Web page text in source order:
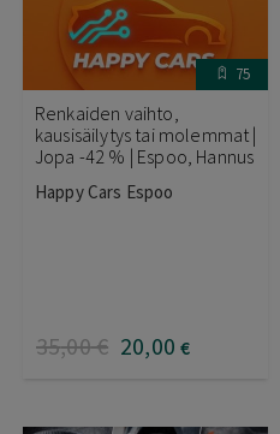
75
Renkaiden vaihto,
kausisäilytys tai molemmat |
Jopa -42 % | Espoo, Hannus
Happy Cars Espoo
35,00€ 20,00 €